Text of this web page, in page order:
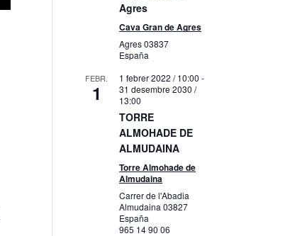
Agres
Cava Gran de Agres
Agres03837
España
FEBR.
1
1 febrer 2022 / 10:00 -
31 desembre 2030 /
13:00
TORRE
ALMOHADE DE
ALMUDAINA
Torre Almohade de
Almudaina
Carrer de l'Abadia
Almudaina03827
España
965 14 90 06